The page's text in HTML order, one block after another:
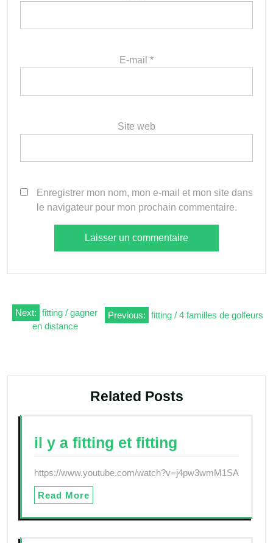
E-mail *
Site web
Enregistrer mon nom, mon e-mail et mon site dans
le navigateur pour mon prochain commentaire.
Navigation
Previous: fitting / 4 familles de golfeurs
Next: fitting / gagner
en distance
Related Posts
il y a fitting et fitting
https://www.youtube.com/watch?v=j4pw3wmM1SA
Read More